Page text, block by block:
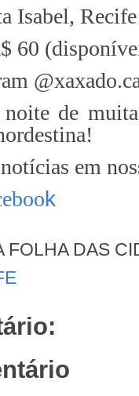
Isabel, Recife
60
noite de
em
k
FOLHA DAS